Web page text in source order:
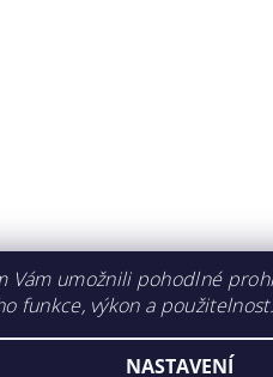
Vám umožnili pohodlné
funkce, výkon a použitelnost.
NASTAVENÍ